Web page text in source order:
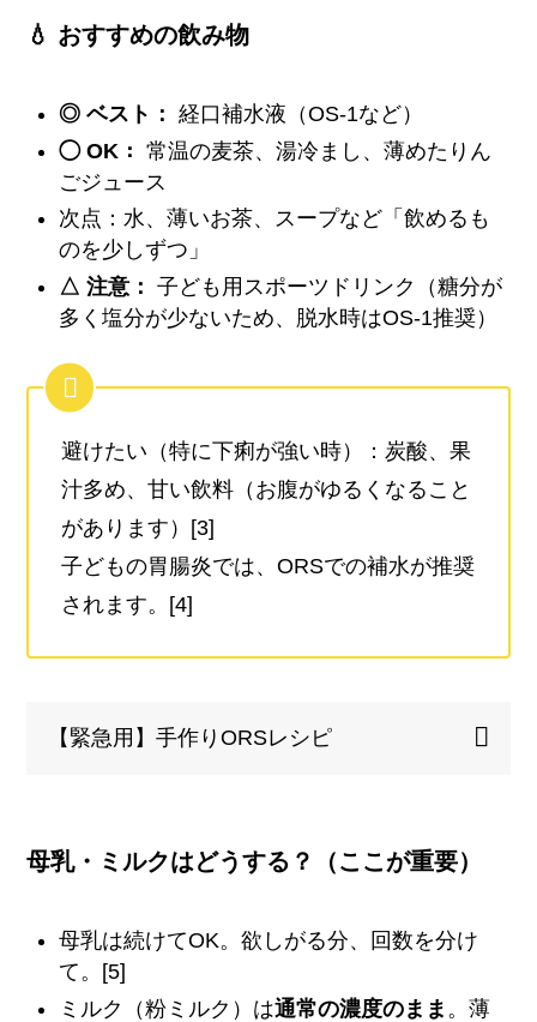
💧 おすすめの飲み物
◎ ベスト： 経口補水液（OS-1など）
◯ OK： 常温の麦茶、湯冷まし、薄めたりん
ごジュース
次点：水、薄いお茶、スープなど「飲めるも
のを少しずつ」
△ 注意： 子ども用スポーツドリンク（糖分が
多く塩分が少ないため、脱水時はOS-1推奨）
避けたい（特に下痢が強い時）：炭酸、果
汁多め、甘い飲料（お腹がゆるくなること
があります）[3]
子どもの胃腸炎では、ORSでの補水が推奨
されます。[4]
【緊急用】手作りORSレシピ
母乳・ミルクはどうする？（ここが重要）
母乳は続けてOK。欲しがる分、回数を分け
て。[5]
ミルク（粉ミルク）は通常の濃度のまま 。薄